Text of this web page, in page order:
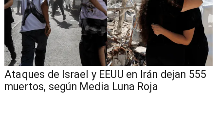
Ataques de Israel y EEUU en Irán dejan 555
muertos, según Media Luna Roja